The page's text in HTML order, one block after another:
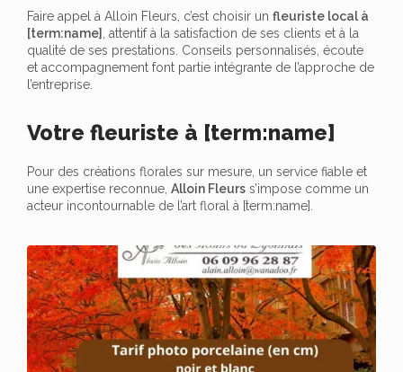
Faire appel à Alloin Fleurs, c’est choisir un fleuriste local à
[term:name]
, attentif à la satisfaction de ses clients et à la
qualité de ses prestations. Conseils personnalisés, écoute
et accompagnement font partie intégrante de l’approche de
l’entreprise.
Votre fleuriste à [term:name]
Pour des créations florales sur mesure, un service fiable et
une expertise reconnue, Alloin Fleurs s’impose comme un
acteur incontournable de l’art floral à [term:name].